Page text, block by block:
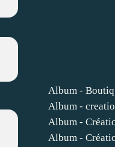
Album -
Album -
Album -
Album -